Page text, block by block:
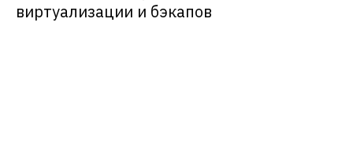
виртуализации и бэкапов